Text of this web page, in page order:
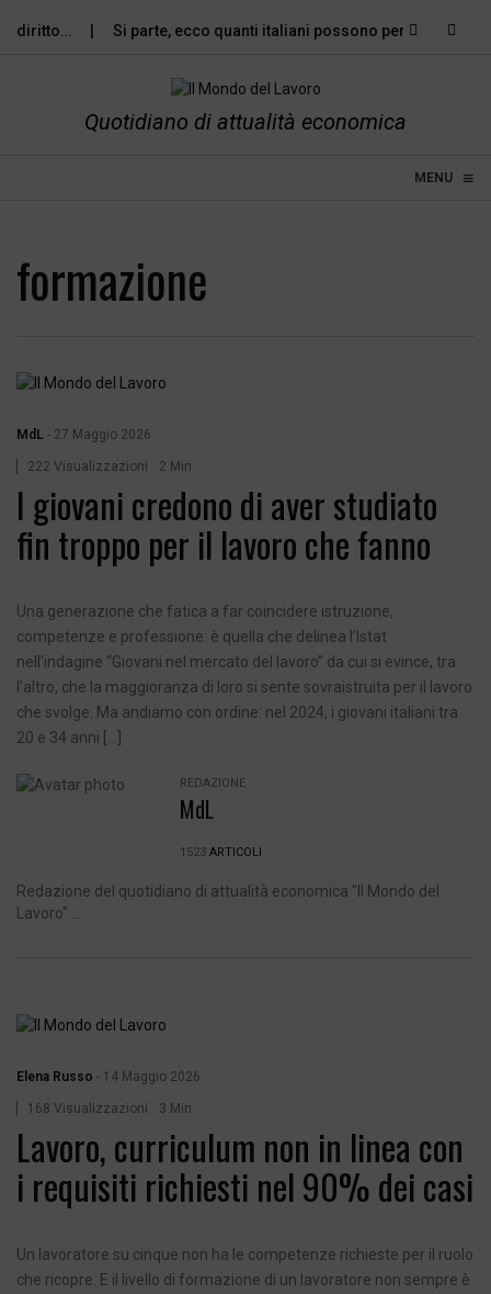
Si parte, ecco quanti italiani possono permettersi le…
Quotidiano di attualità economica
MENU ≡
☰
formazione
MdL - 27 Maggio 2026
222 Visualizzazioni 2 Min
I giovani credono di aver studiato
fin troppo per il lavoro che fanno
Una generazione che fatica a far coincidere istruzione,
competenze e professione: è quella che delinea l’Istat
nell’indagine “Giovani nel mercato del lavoro” da cui si evince, tra
l’altro, che la maggioranza di loro si sente sovraistruita per il lavoro
che svolge. Ma andiamo con ordine: nel 2024, i giovani italiani tra
20 e 34 anni […]
REDAZIONE
MdL
1523 ARTICOLI
Redazione del quotidiano di attualità economica "Il Mondo del
Lavoro" ...
Elena Russo - 14 Maggio 2026
168 Visualizzazioni 3 Min
Lavoro, curriculum non in linea con
i requisiti richiesti nel 90% dei casi
Un lavoratore su cinque non ha le competenze richieste per il ruolo
che ricopre. E il livello di formazione di un lavoratore non sempre è